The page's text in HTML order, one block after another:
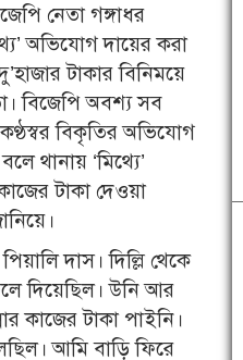
নেতা গঙ্গাধর
অভিযোগ দায়ের করা
টাকার বিনিময়ে
বিজেপি অবশ্য সব
বিকৃতির অভিযোগ
থানায় ‘মিথ্যে’
টাকা দেওয়া
দাস। দিল্লি থেকে
দিয়েছিল। উনি আর
কাজের টাকা পাইনি।
আমি বাড়ি ফিরে